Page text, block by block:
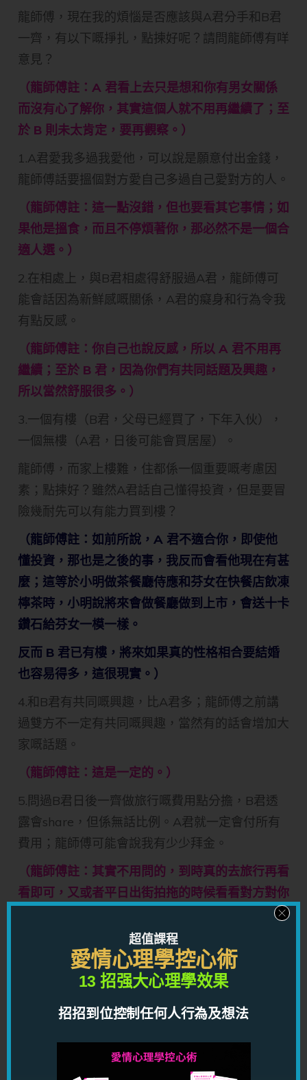
龍師傅，現在我的煩惱是否應該與A君分手和B君
一齊，有以下嘅掙扎，點揀好呢？請問龍師傅有咩
意見？
（龍師傅註：A 君看上去只是想和你有男女關係
而沒有心了解你，其實這個人就不用再繼續了；至
於 B 則未太肯定，要再觀察。）
1.A君愛我多過我愛他，可以說是願意付出金錢，
龍師傅話要搵個對方愛自己多過自己愛對方的人。
（龍師傅註：這一點沒錯，但也要看其它事情；如
果他是搵食，而且不停煩著你，那必然不是一個合
適人選。）
2.在相處上，與B君相處得舒服過A君，龍師傅可
能會話因為新鮮感嘅關係，A君的癡身和行為令我
有點反感。
（龍師傅註：你自己也說反感，所以 A 君不用再
繼續；至於 B 君，因為你們有共同話題及興趣，
所以當然舒服很多。）
3.一個有樓（B君，父母已經買了，下年入伙），
一個無樓（A君，日後可能會買居屋）。
龍師傅，而家上樓難，住都係一個重要嘅考慮因
素；點揀好？雖然A君話自己懂得投資，但是要冒
險幾耐先可以有能力買到樓？
（龍師傅註：如前所說，A 君不適合你，即使他
懂投資，那也是之後的事，我反而會看他現在有甚
麼；這等於小明做茶餐廳侍應和芬女在快餐店飲凍
檸茶時，小明說將來會做餐廳做到上市，會送十卡
鑽石給芬女一模一樣。
反而 B 君已有樓，將來如果真的性格相合要結婚
也容易得多，這很現實。）
4.和B君有共同嘅興趣，比A君多；龍師傅之前講
過雙方不一定有共同嘅興趣，當然有的話會增加大
家嘅話題。
（龍師傅註：這是一定的。）
5.問過B君日後一齊做旅行嘅費用點分擔，B君透
露會share，但係無話比例。A君就一定會付所有
費用；龍師傅可能會說我有少少拜金。
（龍師傅註：其實不用問的，到時真的去旅行再看
看即可，又或者平日出街拍拖的時候看看對方對你
的大方程度也可以，問就有點難看了；所以你也要
留意你的溝通技巧，我的「高情商溝通術」
詳細說明溝通應該要做甚麼，你可以留意。
我都知道選擇權都係係自己手上，但都想聽聽龍師
傅寶貴嘅意見。謝謝龍師傅。
續，B 君則可以再觀察，暫時都沒有問題。
超值課程
愛情心理學控心術
13 招强大心理學效果
招招到位控制任何人行為及想法